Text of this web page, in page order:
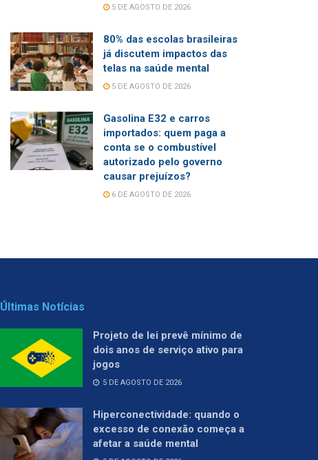
5 DE AGOSTO DE 2026
80% das escolas brasileiras
já discutem impactos das
telas na saúde mental
5 DE AGOSTO DE 2026
Gasolina E32 e carros
importados: quem paga a
conta se o combustível
autorizado pelo governo
causar prejuízos?
6 DE AGOSTO DE 2026
Últimas Notícias
Projeto de lei prevê mínimo de
dois anos de serviço ativo para
jogos
5 DE AGOSTO DE 2026
Hiperconectividade: quando o
excesso de conexão começa a
afetar a saúde mental